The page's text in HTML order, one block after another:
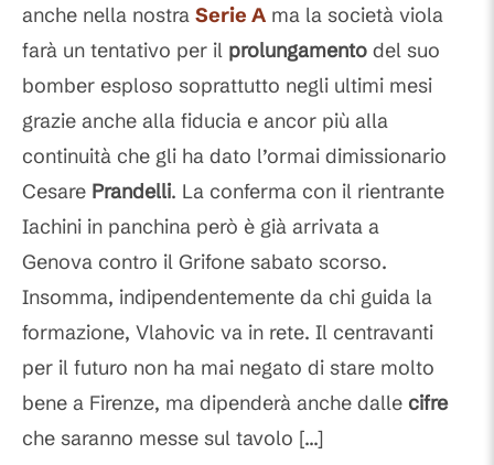
anche nella nostra Serie A ma la società viola
farà un tentativo per il prolungamento del suo
bomber esploso soprattutto negli ultimi mesi
grazie anche alla fiducia e ancor più alla
continuità che gli ha dato l’ormai dimissionario
Cesare Prandelli. La conferma con il rientrante
Iachini in panchina però è già arrivata a
Genova contro il Grifone sabato scorso.
Insomma, indipendentemente da chi guida la
formazione, Vlahovic va in rete. Il centravanti
per il futuro non ha mai negato di stare molto
bene a Firenze, ma dipenderà anche dalle cifre
che saranno messe sul tavolo [...]